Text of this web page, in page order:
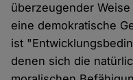
überzeugender
eine demokratische
ist
denen sich die